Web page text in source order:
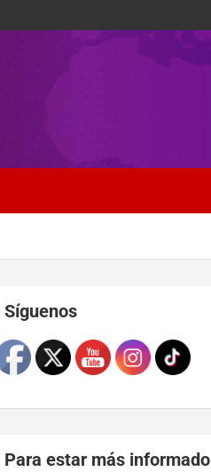
SíguenosSet Youtube Channel ID
Para estar más informado